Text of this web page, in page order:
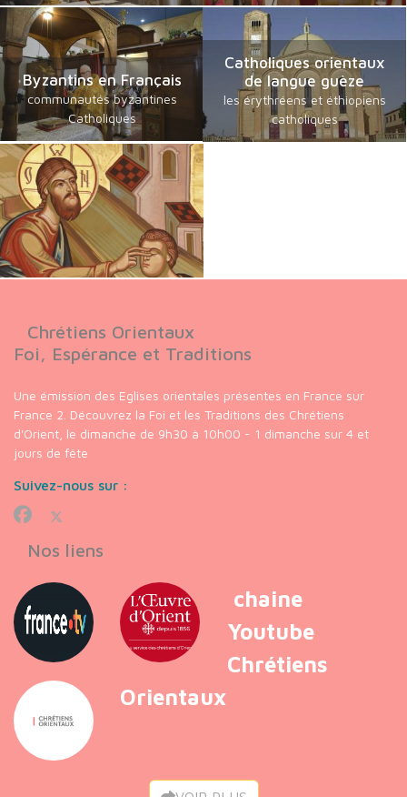
Byzantins en Français
communautés byzantines
Catholiques
Catholiques orientaux
de langue guèze
les érythréens et éthiopiens
catholiques
Chrétiens Orientaux
Foi, Espérance et Traditions
Une émission des Eglises orientales présentes en France sur
France 2. Découvrez la Foi et les Traditions des Chrétiens
d'Orient, le dimanche de 9h30 à 10h00 - 1 dimanche sur 4 et
jours de fête
Suivez-nous sur :
Nos liens
chaine
Youtube
Chrétiens
Orientaux